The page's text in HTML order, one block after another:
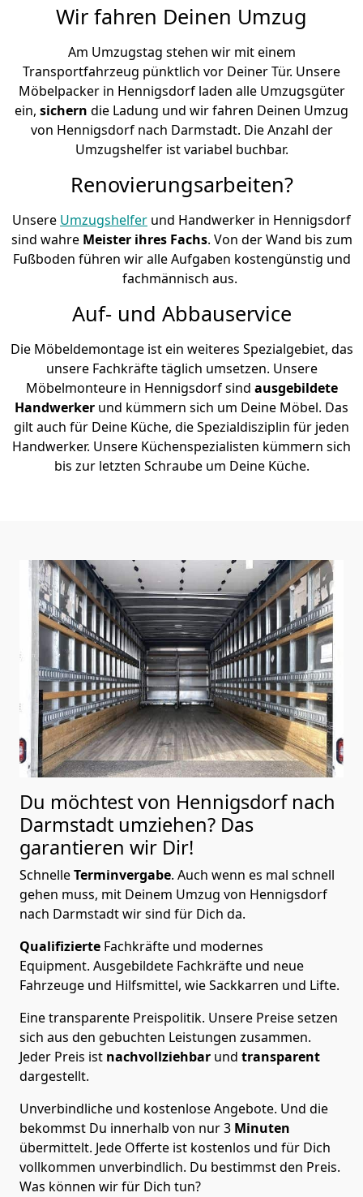
Wir fahren Deinen Umzug
Am Umzugstag stehen wir mit einem
Transportfahrzeug pünktlich vor Deiner Tür. Unsere
Möbelpacker in Hennigsdorf laden alle Umzugsgüter
ein, sichern die Ladung und wir fahren Deinen Umzug
von Hennigsdorf nach Darmstadt. Die Anzahl der
Umzugshelfer ist variabel buchbar.
Renovierungsarbeiten?
Unsere Umzugshelfer und Handwerker in Hennigsdorf
sind wahre Meister ihres Fachs. Von der Wand bis zum
Fußboden führen wir alle Aufgaben kostengünstig und
fachmännisch aus.
Auf- und Abbauservice
Die Möbeldemontage ist ein weiteres Spezialgebiet, das
unsere Fachkräfte täglich umsetzen. Unsere
Möbelmonteure in Hennigsdorf sind ausgebildete
Handwerker und kümmern sich um Deine Möbel. Das
gilt auch für Deine Küche, die Spezialdisziplin für jeden
Handwerker. Unsere Küchenspezialisten kümmern sich
bis zur letzten Schraube um Deine Küche.
Du möchtest von Hennigsdorf nach
Darmstadt umziehen? Das
garantieren wir Dir!
SchnelleTerminvergabe. Auch wenn es mal schnell
gehen muss, mit Deinem Umzug von Hennigsdorf
nach Darmstadt wir sind für Dich da.
Qualifizierte Fachkräfte und modernes
Equipment. Ausgebildete Fachkräfte und neue
Fahrzeuge und Hilfsmittel, wie Sackkarren und Lifte.
Eine transparente Preispolitik. Unsere Preise setzen
sich aus den gebuchten Leistungen zusammen.
Jeder Preis ist nachvollziehbar und transparent
dargestellt.
Unverbindliche und kostenlose Angebote. Und die
bekommst Du innerhalb von nur3 Minuten
übermittelt. Jede Offerte ist kostenlos und für Dich
vollkommen unverbindlich. Du bestimmst den Preis.
Was können wir für Dich tun?